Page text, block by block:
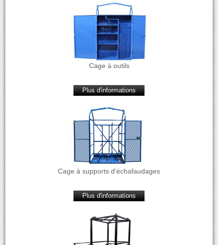
Cage à outils
Plus d'informations
Cage à supports d'échafaudages
Plus d'informations